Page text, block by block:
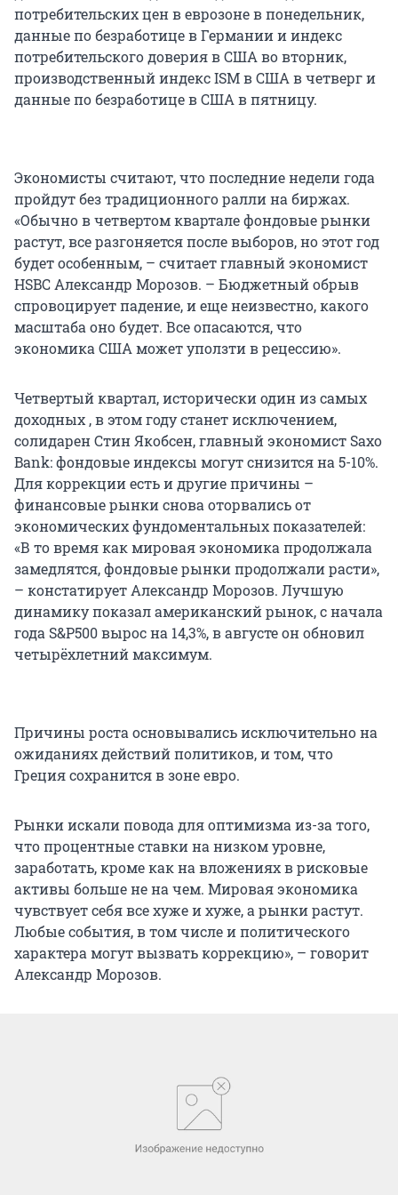
потребительских цен в еврозоне в понедельник,
данные по безработице в Германии и индекс
потребительского доверия в США во вторник,
производственный индекс ISM в США в четверг и
данные по безработице в США в пятницу.
Экономисты считают, что последние недели года
пройдут без традиционного ралли на биржах.
«Обычно в четвертом квартале фондовые рынки
растут, все разгоняется после выборов, но этот год
будет особенным, – считает главный экономист
HSBC Александр Морозов. – Бюджетный обрыв
спровоцирует падение, и еще неизвестно, какого
масштаба оно будет. Все опасаются, что
экономика США может уползти в рецессию».
Четвертый квартал, исторически один из самых
доходных , в этом году станет исключением,
солидарен Стин Якобсен, главный экономист Saxo
Bank: фондовые индексы могут снизится на 5-10%.
Для коррекции есть и другие причины –
финансовые рынки снова оторвались от
экономических фундоментальных показателей:
«В то время как мировая экономика продолжала
замедлятся, фондовые рынки продолжали расти»,
– констатирует Александр Морозов. Лучшую
динамику показал американский рынок, с начала
года S&P500 вырос на 14,3%, в августе он обновил
четырёхлетний максимум.
Причины роста основывались исключительно на
ожиданиях действий политиков, и том, что
Греция сохранится в зоне евро.
Рынки искали повода для оптимизма из-за того,
что процентные ставки на низком уровне,
заработать, кроме как на вложениях в рисковые
активы больше не на чем. Мировая экономика
чувствует себя все хуже и хуже, а рынки растут.
Любые события, в том числе и политического
характера могут вызвать коррекцию», – говорит
Александр Морозов.